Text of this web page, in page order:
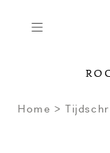
Home